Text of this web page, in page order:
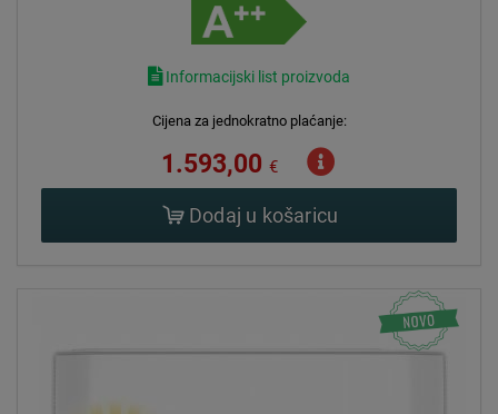
Informacijski list proizvoda
Cijena za jednokratno plaćanje:
1.593,00 €
Dodaj u košaricu